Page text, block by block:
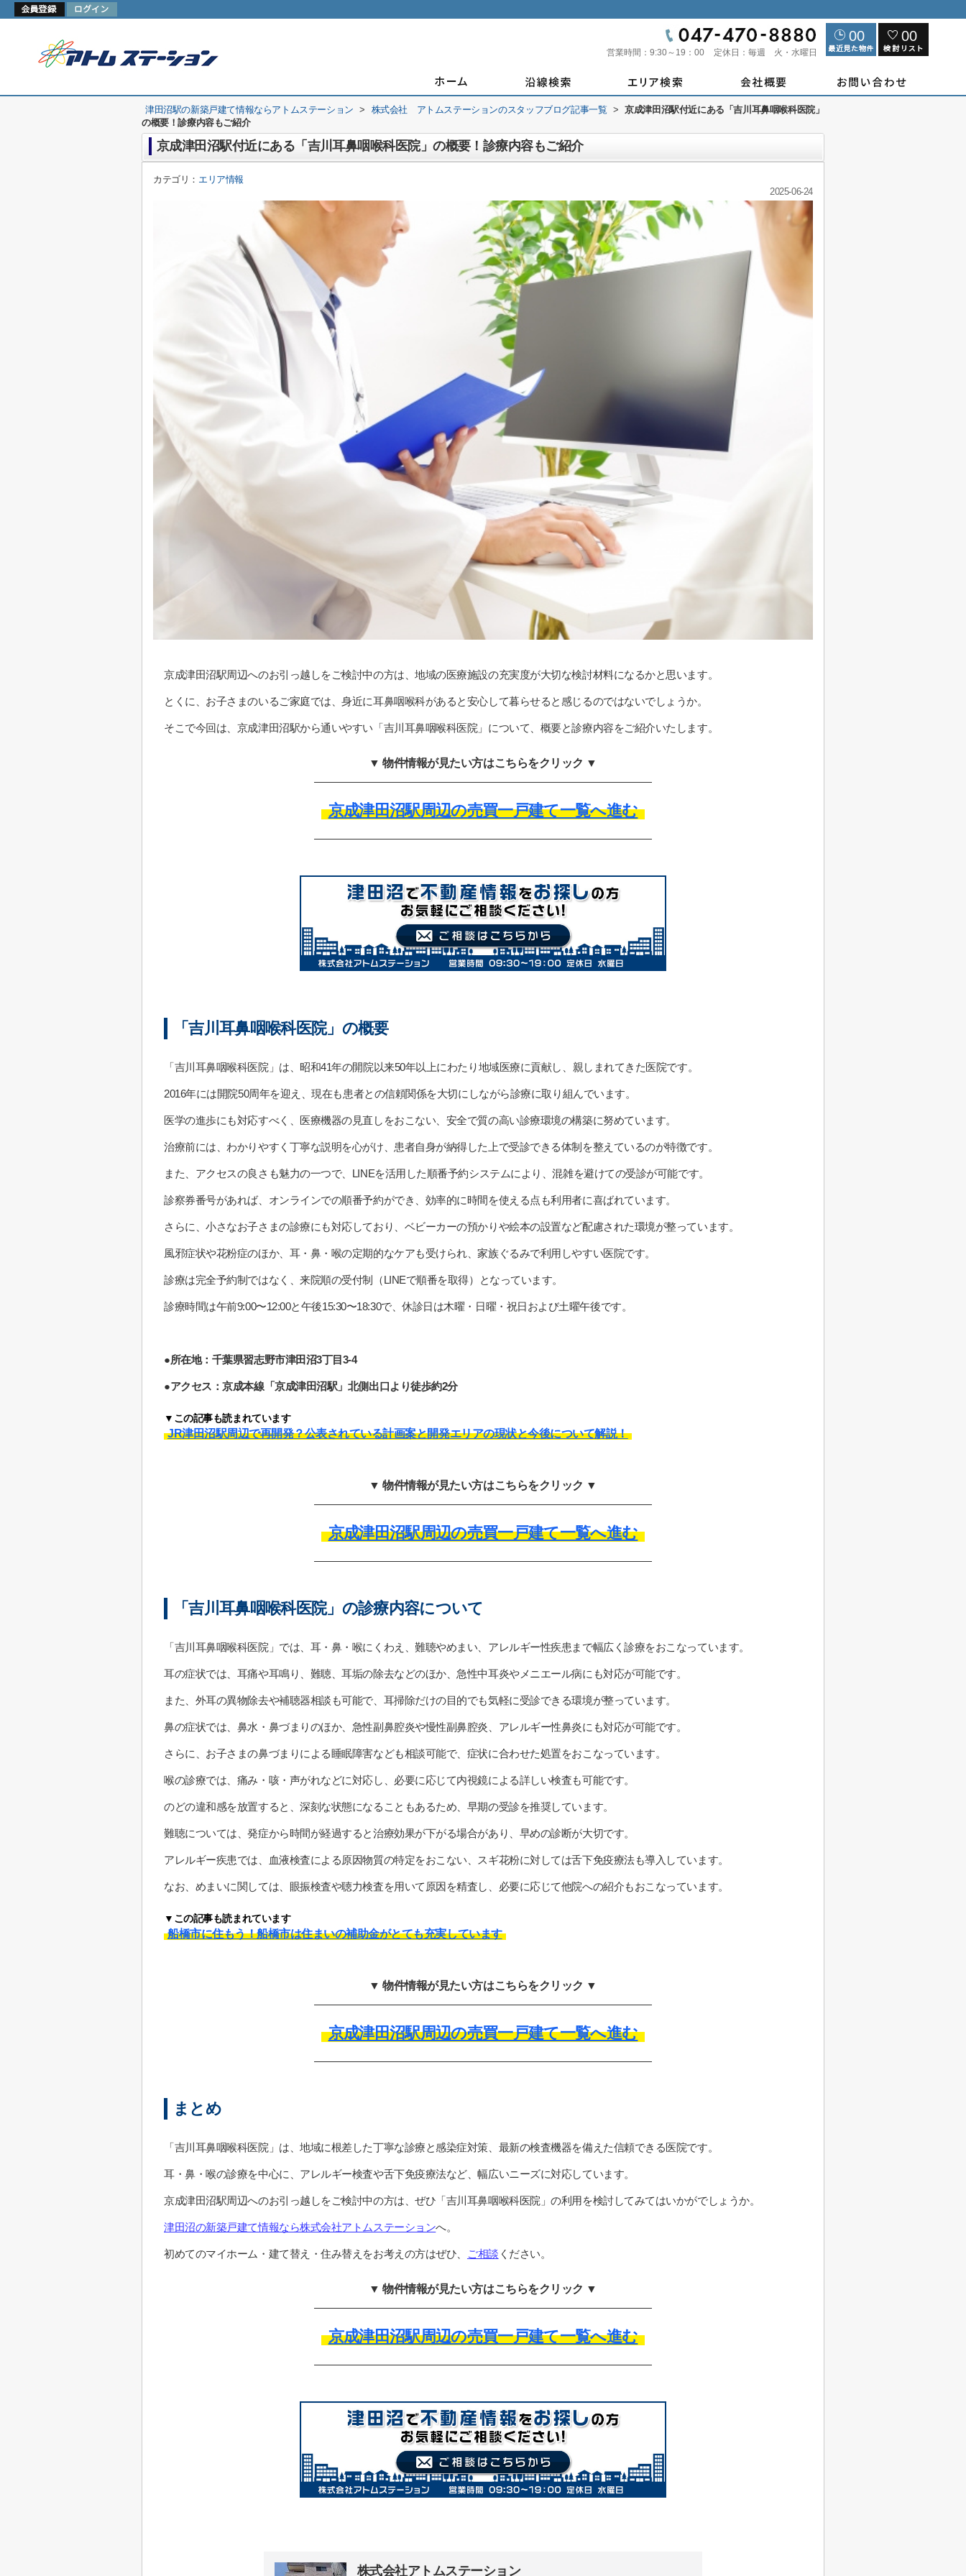
営業時間： 9:30～19：00 定休日： 毎週 火・水曜日
00 00
津田沼駅の新築戸建て情報ならアトムステーション > 株式会社 アトムステーションのスタッフブログ記事一覧 >
京成津田沼駅付近にある「吉川耳鼻咽喉科医院」
の概要！診療内容もご紹介
京成津田沼駅付近にある「吉川耳鼻咽喉科医院」の概要！診療内容もご紹介
カテゴリ： エリア情報
2025-06-24
京成津田沼駅周辺へのお引っ越しをご検討中の方は、地域の医療施設の充実度が大切な検討材料になるかと思います。
とくに、お子さまのいるご家庭では、身近に耳鼻咽喉科があると安心して暮らせると感じるのではないでしょうか。
そこで今回は、京成津田沼駅から通いやすい「吉川耳鼻咽喉科医院」について、概要と診療内容をご紹介いたします。
▼ 物件情報が見たい方はこちらをクリック ▼
京成津田沼駅周辺の売買一戸建て一覧へ進む
「吉川耳鼻咽喉科医院」の概要
「吉川耳鼻咽喉科医院」は、昭和41年の開院以来50年以上にわたり地域医療に貢献し、親しまれてきた医院です。
2016年には開院50周年を迎え、現在も患者との信頼関係を大切にしながら診療に取り組んでいます。
医学の進歩にも対応すべく、医療機器の見直しをおこない、安全で質の高い診療環境の構築に努めています。
治療前には、わかりやすく丁寧な説明を心がけ、患者自身が納得した上で受診できる体制を整えているのが特徴です。
また、アクセスの良さも魅力の一つで、LINEを活用した順番予約システムにより、混雑を避けての受診が可能です。
診察券番号があれば、オンラインでの順番予約ができ、効率的に時間を使える点も利用者に喜ばれています。
さらに、小さなお子さまの診療にも対応しており、ベビーカーの預かりや絵本の設置など配慮された環境が整っています。
風邪症状や花粉症のほか、耳・鼻・喉の定期的なケアも受けられ、家族ぐるみで利用しやすい医院です。
診療は完全予約制ではなく、来院順の受付制（LINEで順番を取得）となっています。
診療時間は午前9:00〜12:00と午後15:30〜18:30で、休診日は木曜・日曜・祝日および土曜午後です。
●所在地：千葉県習志野市津田沼3丁目3-4
●アクセス：京成本線「京成津田沼駅」北側出口より徒歩約2分
▼この記事も読まれています
JR津田沼駅周辺で再開発？公表されている計画案と開発エリアの現状と今後について解説！
▼ 物件情報が見たい方はこちらをクリック ▼
京成津田沼駅周辺の売買一戸建て一覧へ進む
「吉川耳鼻咽喉科医院」の診療内容について
「吉川耳鼻咽喉科医院」では、耳・鼻・喉にくわえ、難聴やめまい、アレルギー性疾患まで幅広く診療をおこなっています。
耳の症状では、耳痛や耳鳴り、難聴、耳垢の除去などのほか、急性中耳炎やメニエール病にも対応が可能です。
また、外耳の異物除去や補聴器相談も可能で、耳掃除だけの目的でも気軽に受診できる環境が整っています。
鼻の症状では、鼻水・鼻づまりのほか、急性副鼻腔炎や慢性副鼻腔炎、アレルギー性鼻炎にも対応が可能です。
さらに、お子さまの鼻づまりによる睡眠障害なども相談可能で、症状に合わせた処置をおこなっています。
喉の診療では、痛み・咳・声がれなどに対応し、必要に応じて内視鏡による詳しい検査も可能です。
のどの違和感を放置すると、深刻な状態になることもあるため、早期の受診を推奨しています。
難聴については、発症から時間が経過すると治療効果が下がる場合があり、早めの診断が大切です。
アレルギー疾患では、血液検査による原因物質の特定をおこない、スギ花粉に対しては舌下免疫療法も導入しています。
なお、めまいに関しては、眼振検査や聴力検査を用いて原因を精査し、必要に応じて他院への紹介もおこなっています。
▼この記事も読まれています
船橋市に住もう！船橋市は住まいの補助金がとても充実しています
▼ 物件情報が見たい方はこちらをクリック ▼
京成津田沼駅周辺の売買一戸建て一覧へ進む
まとめ
「吉川耳鼻咽喉科医院」は、地域に根差した丁寧な診療と感染症対策、最新の検査機器を備えた信頼できる医院です。
耳・鼻・喉の診療を中心に、アレルギー検査や舌下免疫療法など、幅広いニーズに対応しています。
京成津田沼駅周辺へのお引っ越しをご検討中の方は、ぜひ「吉川耳鼻咽喉科医院」の利用を検討してみてはいかがでしょうか。
津田沼の新築戸建て情報なら株式会社アトムステーションへ。
初めてのマイホーム・建て替え・住み替えをお考えの方はぜひ、 ご相談 ください。
▼ 物件情報が見たい方はこちらをクリック ▼
京成津田沼駅周辺の売買一戸建て一覧へ進む
株式会社アトムステーション